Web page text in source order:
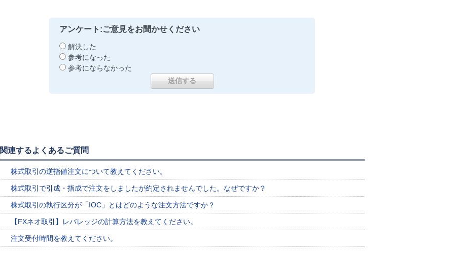
アンケート:ご意見をお聞かせください
解決した
参考になった
参考にならなかった
関連するよくあるご質問
株式取引の逆指値注文について教えてください。
株式取引で引成・指成で注文をしましたが約定されませんでした。なぜですか？
株式取引の執行区分が「IOC」とはどのような注文方法ですか？
【FXネオ取引】レバレッジの計算方法を教えてください。
注文受付時間を教えてください。